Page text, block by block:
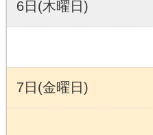
6日(木曜日)
7日(金曜日)